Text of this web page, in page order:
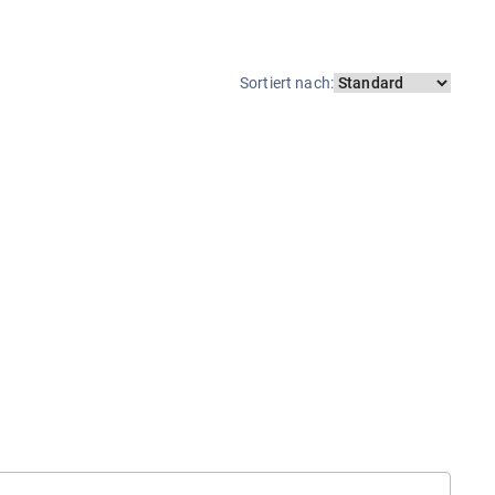
Sortiert nach: